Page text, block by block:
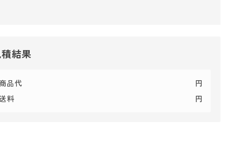
結果
商品代
円
送料
円